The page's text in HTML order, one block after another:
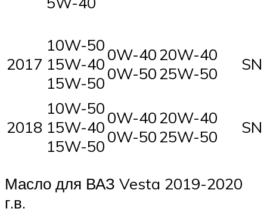
2017
10W-50
15W-40
15W-50
0W-40
0W-50
20W-40
25W-50
SN
2018
10W-50
15W-40
15W-50
0W-40
0W-50
20W-40
25W-50
SN
Масло для ВАЗ Vesta 2019-2020
г.в.